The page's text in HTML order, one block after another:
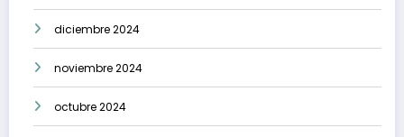
diciembre 2024
noviembre 2024
octubre 2024